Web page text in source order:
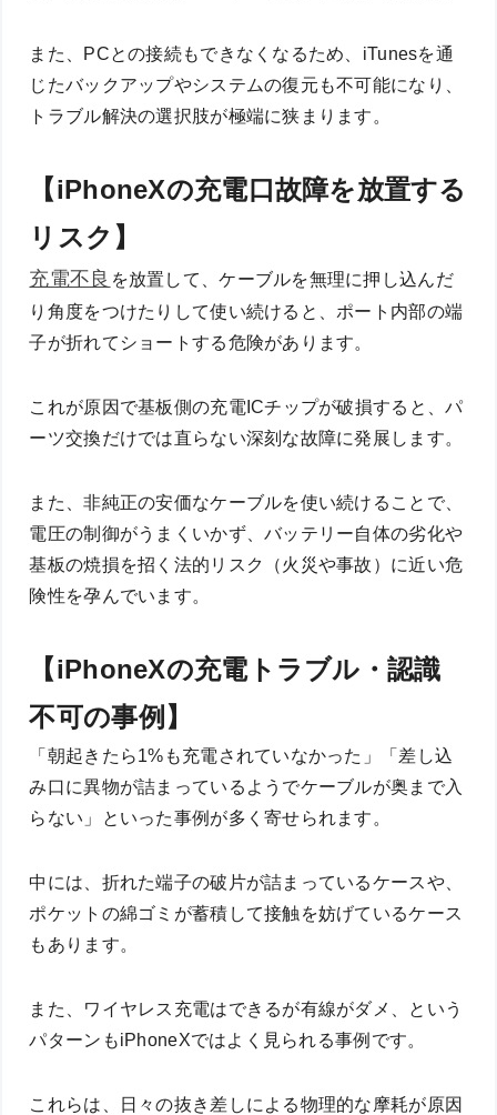
また、PCとの接続もできなくなるため、iTunesを通
じたバックアップやシステムの復元も不可能になり、
トラブル解決の選択肢が極端に狭まります。
【iPhoneXの充電口故障を放置する
リスク】
充電不良 を放置して、ケーブルを無理に押し込んだ
り角度をつけたりして使い続けると、ポート内部の端
子が折れてショートする危険があります。
これが原因で基板側の充電ICチップが破損すると、パ
ーツ交換だけでは直らない深刻な故障に発展します。
また、非純正の安価なケーブルを使い続けることで、
電圧の制御がうまくいかず、バッテリー自体の劣化や
基板の焼損を招く法的リスク（火災や事故）に近い危
険性を孕んでいます。
【iPhoneXの充電トラブル・認識
不可の事例】
「朝起きたら1%も充電されていなかった」「差し込
み口に異物が詰まっているようでケーブルが奥まで入
らない」といった事例が多く寄せられます。
中には、折れた端子の破片が詰まっているケースや、
ポケットの綿ゴミが蓄積して接触を妨げているケース
もあります。
また、ワイヤレス充電はできるが有線がダメ、という
パターンもiPhoneXではよく見られる事例です。
これらは、日々の抜き差しによる物理的な摩耗が原因